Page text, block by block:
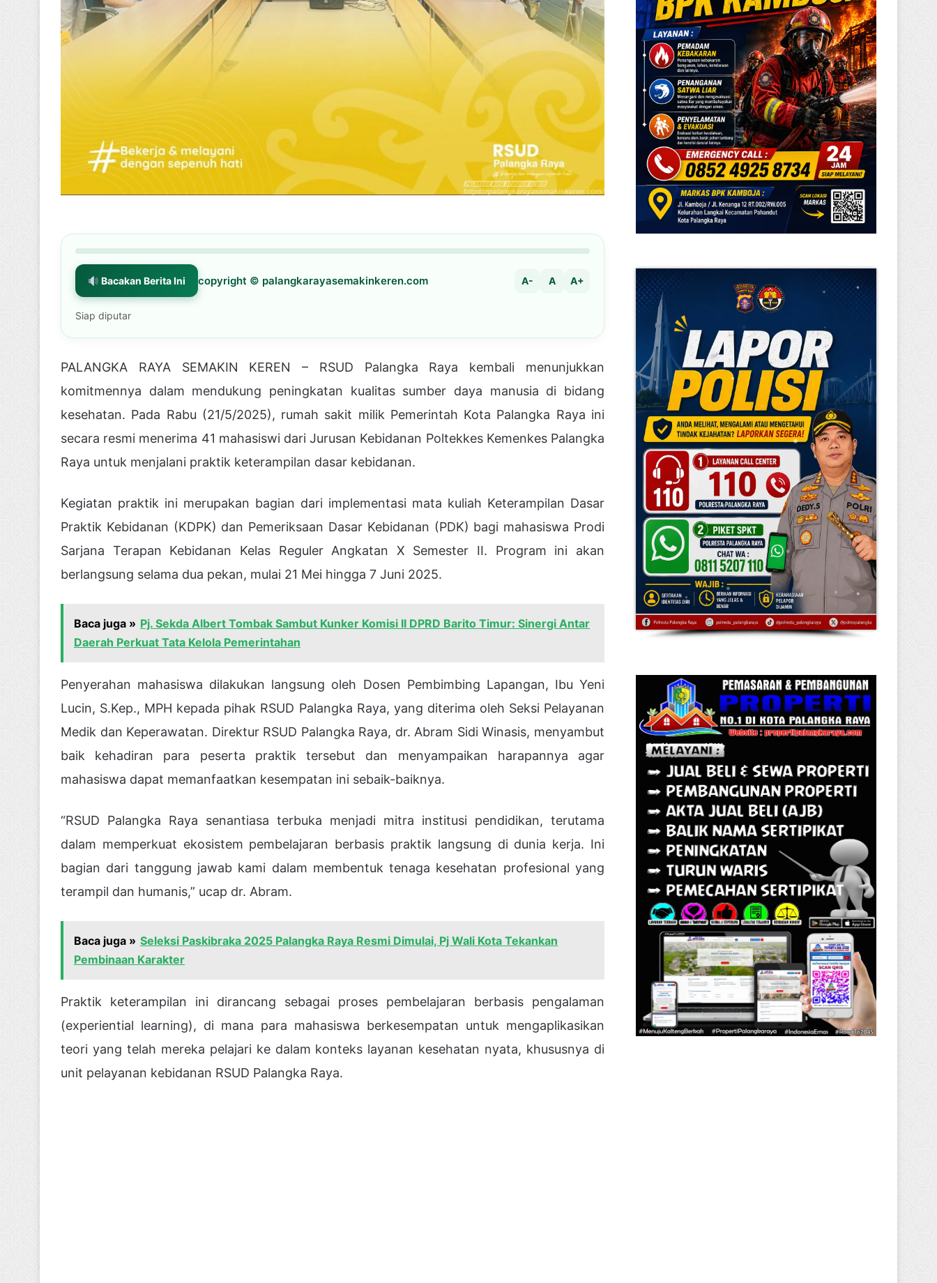
Bacakan Berita Ini copyright © palangkarayasemakinkeren.com A- A A+
Siap diputar
PALANGKA RAYA SEMAKIN KEREN – RSUD Palangka Raya kembali menunjukkan
komitmennya dalam mendukung peningkatan kualitas sumber daya manusia di bidang
kesehatan. Pada Rabu (21/5/2025), rumah sakit milik Pemerintah Kota Palangka Raya ini
secara resmi menerima 41 mahasiswi dari Jurusan Kebidanan Poltekkes Kemenkes Palangka
Raya untuk menjalani praktik keterampilan dasar kebidanan.
Kegiatan praktik ini merupakan bagian dari implementasi mata kuliah Keterampilan Dasar
Praktik Kebidanan (KDPK) dan Pemeriksaan Dasar Kebidanan (PDK) bagi mahasiswa Prodi
Sarjana Terapan Kebidanan Kelas Reguler Angkatan X Semester II. Program ini akan
berlangsung selama dua pekan, mulai 21 Mei hingga 7 Juni 2025.
Baca juga » Pj. Sekda Albert Tombak Sambut Kunker Komisi II DPRD Barito Timur: Sinergi Antar
Daerah Perkuat Tata Kelola Pemerintahan
Penyerahan mahasiswa dilakukan langsung oleh Dosen Pembimbing Lapangan, Ibu Yeni
Lucin, S.Kep., MPH kepada pihak RSUD Palangka Raya, yang diterima oleh Seksi Pelayanan
Medik dan Keperawatan. Direktur RSUD Palangka Raya, dr. Abram Sidi Winasis, menyambut
baik kehadiran para peserta praktik tersebut dan menyampaikan harapannya agar
mahasiswa dapat memanfaatkan kesempatan ini sebaik-baiknya.
“RSUD Palangka Raya senantiasa terbuka menjadi mitra institusi pendidikan, terutama
dalam memperkuat ekosistem pembelajaran berbasis praktik langsung di dunia kerja. Ini
bagian dari tanggung jawab kami dalam membentuk tenaga kesehatan profesional yang
terampil dan humanis,” ucap dr. Abram.
Baca juga » Seleksi Paskibraka 2025 Palangka Raya Resmi Dimulai, Pj Wali Kota Tekankan
Pembinaan Karakter
Praktik keterampilan ini dirancang sebagai proses pembelajaran berbasis pengalaman
(experiential learning), di mana para mahasiswa berkesempatan untuk mengaplikasikan
teori yang telah mereka pelajari ke dalam konteks layanan kesehatan nyata, khususnya di
unit pelayanan kebidanan RSUD Palangka Raya.